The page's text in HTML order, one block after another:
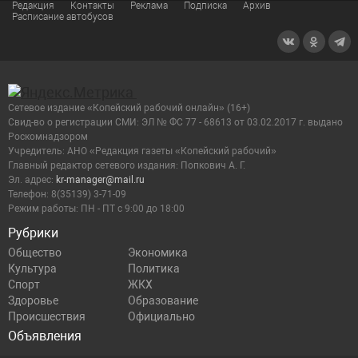
Редакция Контакты Реклама Подписка
Архив
Расписание автобусов
Рубрики
Общество
Экономика
Культура
Политика
Спорт
ЖКХ
Здоровье
Образование
Происшествия
Официально
Объявления
Сетевое издание «Копейский рабочий онлайн» (16+)
Cвид-во о регистрации СМИ: ЭЛ № ФС 77 - 68613 от 03.02.2017 г. выдано
Роскомнадзором
Учредитель: АНО «Редакция газеты «Копейский рабочий»
Главный редактор сетевого издания: Попкович А. Г.
Эл. адрес: kr-manager@mail.ru
Телефон: 8(35139) 3-71-09
Режим работы: ПН - ПТ с 9:00 до 18:00